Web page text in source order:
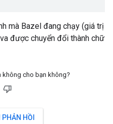
mà Bazel đang chạy (giá trị
được chuyển đổi thành chữ
không cho bạn không?
HỒI